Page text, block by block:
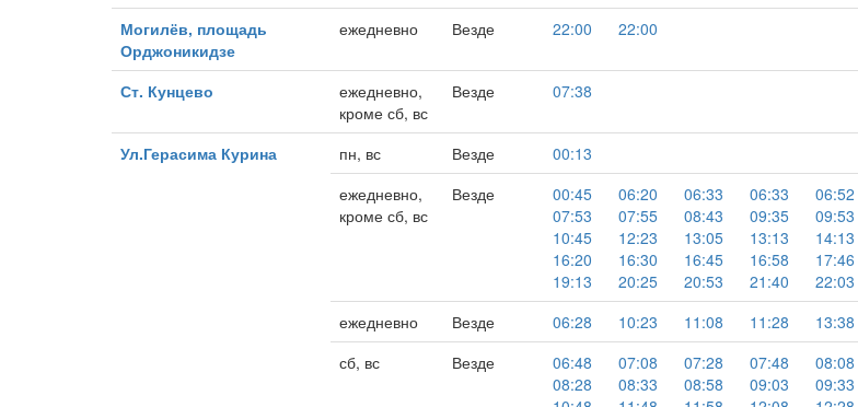
Могилёв, площадь
Орджоникидзе
ежедневно Везде 22:00 22:00
Ст. Кунцево
ежедневно,
кроме сб, вс
Везде 07:38
Ул.Герасима Курина пн, вс Везде
00:13
ежедневно,
кроме сб, вс
Везде 00:45 06:20 06:33 06:33 06:52
07:53
07:55 08:43 09:35 09:53
10:45
12:23 13:05 13:13 14:13
16:20
16:30 16:45 16:58 17:46
19:13
20:25 20:53 21:40 22:03
ежедневно
Везде 06:28 10:23 11:08 11:28 13:38
сб, вс
Везде 06:48 07:08 07:28 07:48 08:08
08:28
08:33 08:58 09:03 09:33